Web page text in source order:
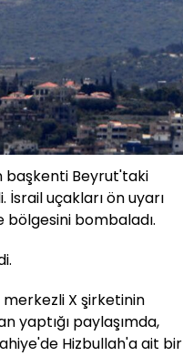
başkenti Beyrut'taki
İsrail uçakları ön uyarı
bombaladı.
merkezli X şirketinin
yaptığı paylaşımda,
Hizbullah'a ait bir